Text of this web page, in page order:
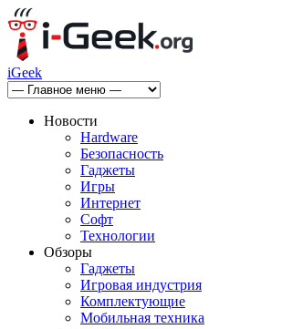
iGeek
Новости
Hardware
Безопасность
Гаджеты
Игры
Интернет
Софт
Технологии
Обзоры
Гаджеты
Игровая индустрия
Комплектующие
Мобильная техника